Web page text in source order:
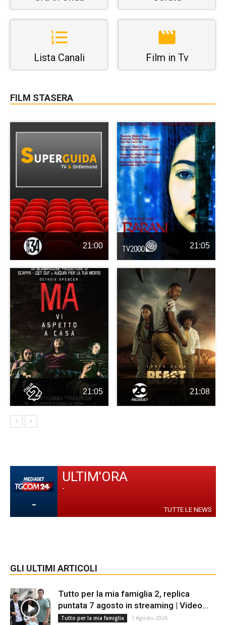
Lista Canali Film in Tv
FILM STASERA
21:00 21:05
21:05 21:08
-
ULTIM'ORA
-
TUTTE LE NEWS
GLI ULTIMI ARTICOLI
Tutto per la mia famiglia 2, replica
puntata 7 agosto in streaming | Video...
Tutto per la mia famiglia 7 Agosto 2026